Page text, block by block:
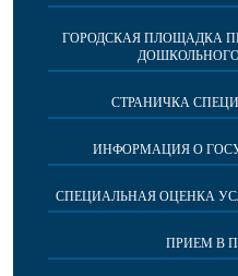
ГОРОДСКАЯ ПЛОЩАДКА
ДОШКОЛЬНОГО
СТРАНИЧКА
ИНФОРМАЦИЯ О
СПЕЦИАЛЬНАЯ ОЦЕНКА
ПРИЕМ В